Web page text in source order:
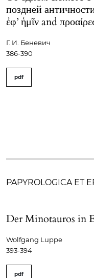
поздней
ἐφ’ ἡμῖν and
Г. И. Беневич
386-390
pdf
PAPYROLOGICA ET
Der Minotauros in
Wolfgang Luppe
393-394
pdf